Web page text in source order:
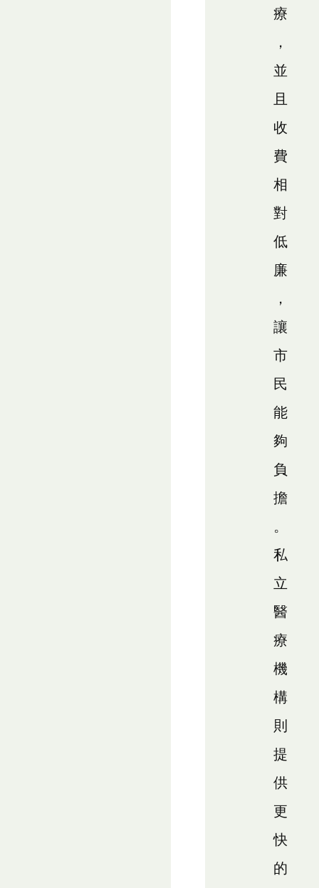
療
，
並
且
收
費
相
對
低
廉
，
讓
市
民
能
夠
負
擔
。
私
立
醫
療
機
構
則
提
供
更
快
的